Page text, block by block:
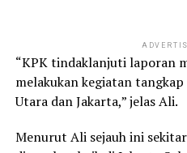
“KPK tindaklanjuti laporan
melakukan kegiatan
Utara dan Jakarta,” jelas Ali.
Menurut Ali sejauh ini